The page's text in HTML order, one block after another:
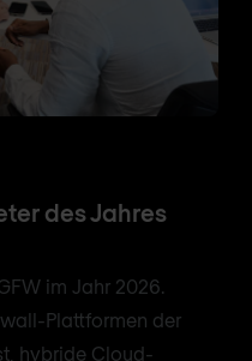
des Jahres
im Jahr 2026.
Plattformen der
hybride Cloud-